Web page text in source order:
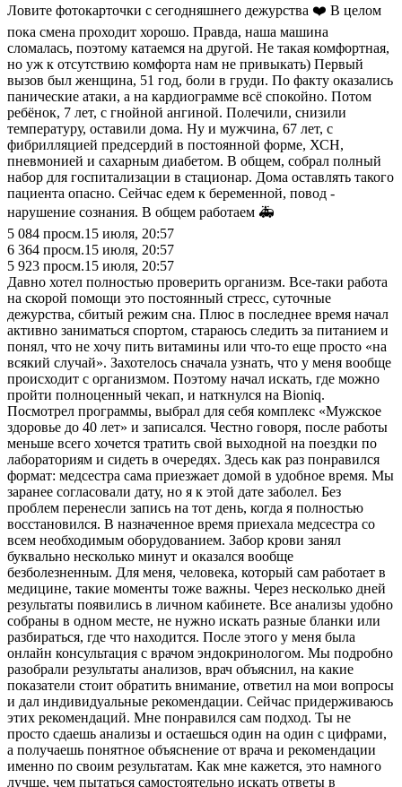
Ловите фотокарточки с сегодняшнего дежурства ❤️ В целом
пока смена проходит хорошо. Правда, наша машина
сломалась, поэтому катаемся на другой. Не такая комфортная,
но уж к отсутствию комфорта нам не привыкать) Первый
вызов был женщина, 51 год, боли в груди. По факту оказались
панические атаки, а на кардиограмме всё спокойно. Потом
ребёнок, 7 лет, с гнойной ангиной. Полечили, снизили
температуру, оставили дома. Ну и мужчина, 67 лет, с
фибрилляцией предсердий в постоянной форме, ХСН,
пневмонией и сахарным диабетом. В общем, собрал полный
набор для госпитализации в стационар. Дома оставлять такого
пациента опасно. Сейчас едем к беременной, повод -
нарушение сознания. В общем работаем 🚑
5 084 просм.15 июля, 20:57
6 364 просм.15 июля, 20:57
5 923 просм.15 июля, 20:57
Давно хотел полностью проверить организм. Все-таки работа
на скорой помощи это постоянный стресс, суточные
дежурства, сбитый режим сна. Плюс в последнее время начал
активно заниматься спортом, стараюсь следить за питанием и
понял, что не хочу пить витамины или что-то еще просто «на
всякий случай». Захотелось сначала узнать, что у меня вообще
происходит с организмом. Поэтому начал искать, где можно
пройти полноценный чекап, и наткнулся на Bioniq.
Посмотрел программы, выбрал для себя комплекс «Мужское
здоровье до 40 лет» и записался. Честно говоря, после работы
меньше всего хочется тратить свой выходной на поездки по
лабораториям и сидеть в очередях. Здесь как раз понравился
формат: медсестра сама приезжает домой в удобное время. Мы
заранее согласовали дату, но я к этой дате заболел. Без
проблем перенесли запись на тот день, когда я полностью
восстановился. В назначенное время приехала медсестра со
всем необходимым оборудованием. Забор крови занял
буквально несколько минут и оказался вообще
безболезненным. Для меня, человека, который сам работает в
медицине, такие моменты тоже важны. Через несколько дней
результаты появились в личном кабинете. Все анализы удобно
собраны в одном месте, не нужно искать разные бланки или
разбираться, где что находится. После этого у меня была
онлайн консультация с врачом эндокринологом. Мы подробно
разобрали результаты анализов, врач объяснил, на какие
показатели стоит обратить внимание, ответил на мои вопросы
и дал индивидуальные рекомендации. Сейчас придерживаюсь
этих рекомендаций. Мне понравился сам подход. Ты не
просто сдаешь анализы и остаешься один на один с цифрами,
а получаешь понятное объяснение от врача и рекомендации
именно по своим результатам. Как мне кажется, это намного
лучше, чем пытаться самостоятельно искать ответы в